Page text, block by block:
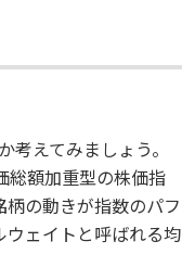
えてみましょう。
総額加重型の株価指
の動きが指数のパフ
ウェイトと呼ばれる均